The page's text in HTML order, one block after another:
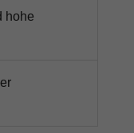
hohe